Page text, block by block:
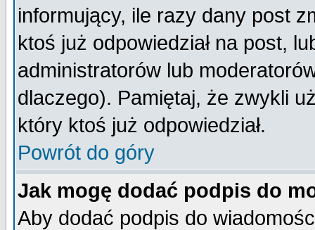
informujący, ile razy dany post
ktoś już odpowiedział na post,
administratorów lub
dlaczego). Pamiętaj, że zwykli
który ktoś już odpowiedział.
Powrót do góry
Jak mogę dodać podpis do
Aby dodać podpis do